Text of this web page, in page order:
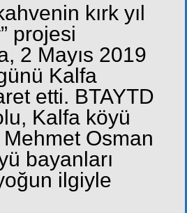
kırk yıl
projesi
2 Mayıs 2019
Kalfa
etti. BTAYTD
Kalfa köyü
Mehmet Osman
bayanları
ilgiyle